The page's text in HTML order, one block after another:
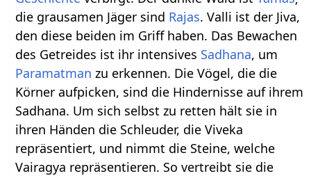
die grausamen Jäger sind Rajas. Valli ist der Jiva,
den diese beiden im Griff haben. Das Bewachen
des Getreides ist ihr intensives Sadhana, um
Paramatman zu erkennen. Die Vögel, die die
Körner aufpicken, sind die Hindernisse auf ihrem
Sadhana. Um sich selbst zu retten hält sie in
ihren Händen die Schleuder, die Viveka
repräsentiert, und nimmt die Steine, welche
Vairagya repräsentieren. So vertreibt sie die